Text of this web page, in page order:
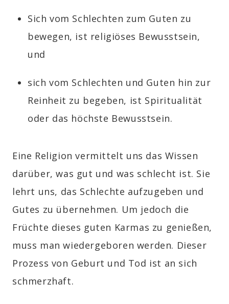
Sich vom Schlechten zum Guten zu
bewegen, ist religiöses Bewusstsein,
und
sich vom Schlechten und Guten hin zur
Reinheit zu begeben, ist Spiritualität
oder das höchste Bewusstsein.
Eine Religion vermittelt uns das Wissen
darüber, was gut und was schlecht ist. Sie
lehrt uns, das Schlechte aufzugeben und
Gutes zu übernehmen. Um jedoch die
Früchte dieses guten Karmas zu genießen,
muss man wiedergeboren werden. Dieser
Prozess von Geburt und Tod ist an sich
schmerzhaft.